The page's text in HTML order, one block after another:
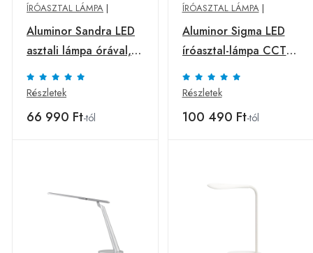
ÍRÓASZTAL LÁMPA |
Aluminor Sandra LED
asztali lámpa órával,
fekete
Részletek
66 990 Ft-tól
ÍRÓASZTAL LÁMPA|
Aluminor Sigma LED
íróasztal-lámpa CCT
arany
Részletek
100 490 Ft-tól